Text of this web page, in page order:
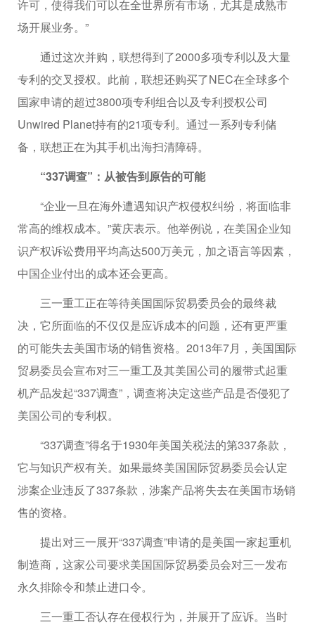
许可，使得我们可以在全世界所有市场，尤其是成熟市
场开展业务。”
通过这次并购，联想得到了2000多项专利以及大量
专利的交叉授权。此前，联想还购买了NEC在全球多个
国家申请的超过3800项专利组合以及专利授权公司
Unwired Planet持有的21项专利。通过一系列专利储
备，联想正在为其手机出海扫清障碍。
“337调查”：从被告到原告的可能
“企业一旦在海外遭遇知识产权侵权纠纷，将面临非
常高的维权成本。”黄庆表示。他举例说，在美国企业知
识产权诉讼费用平均高达500万美元，加之语言等因素，
中国企业付出的成本还会更高。
三一重工正在等待美国国际贸易委员会的最终裁
决，它所面临的不仅仅是应诉成本的问题，还有更严重
的可能失去美国市场的销售资格。2013年7月，美国国际
贸易委员会宣布对三一重工及其美国公司的履带式起重
机产品发起“337调查”，调查将决定这些产品是否侵犯了
美国公司的专利权。
“337调查”得名于1930年美国关税法的第337条款，
它与知识产权有关。如果最终美国国际贸易委员会认定
涉案企业违反了337条款，涉案产品将失去在美国市场销
售的资格。
提出对三一展开“337调查”申请的是美国一家起重机
制造商，这家公司要求美国国际贸易委员会对三一发布
永久排除令和禁止进口令。
三一重工否认存在侵权行为，并展开了应诉。当时